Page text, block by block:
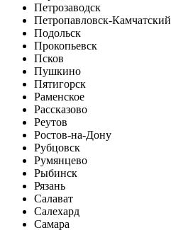
Петрозаводск
Петропавловск-Камчатский
Подольск
Прокопьевск
Псков
Пушкино
Пятигорск
Раменское
Рассказово
Реутов
Ростов-на-Дону
Рубцовск
Румянцево
Рыбинск
Рязань
Салават
Салехард
Самара